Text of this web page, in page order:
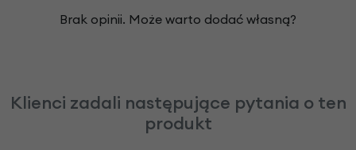
Brak opinii. Może warto dodać własną?
Klienci zadali następujące pytania o ten
produkt